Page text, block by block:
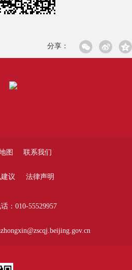
分享：
图 联系我们
议 法律声明
：010-55529957